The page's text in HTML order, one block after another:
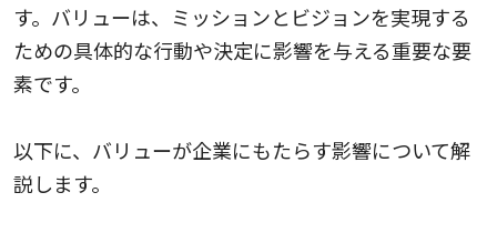
す。バリューは、ミッションとビジョンを実現する
ための具体的な行動や決定に影響を与える重要な要
素です。
以下に、バリューが企業にもたらす影響について解
説します。